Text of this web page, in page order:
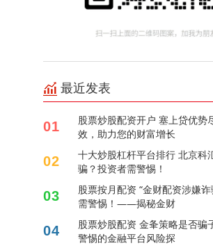
最近发表
01
股票炒股配资开户 塞上贷优势
效，助力您的财富增长
02
十大炒股杠杆平台排行 北京科
骗？投资者需警惕！
03
股票按月配资 “金财配资涉嫌
需警惕！——揭秘金财
04
股票炒股配资 金夆策略是否骗
警惕的金融平台风险探